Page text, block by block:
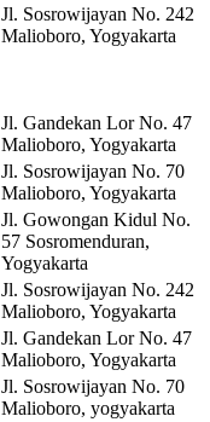
Jl. Sosrowijayan No. 242
Malioboro, Yogyakarta
Jl. Gandekan Lor No. 47
Malioboro, Yogyakarta
Jl. Sosrowijayan No. 70
Malioboro, Yogyakarta
Jl. Gowongan Kidul No.
57 Sosromenduran,
Yogyakarta
Jl. Sosrowijayan No. 242
Malioboro, Yogyakarta
Jl. Gandekan Lor No. 47
Malioboro, Yogyakarta
Jl. Sosrowijayan No. 70
Malioboro, yogyakarta